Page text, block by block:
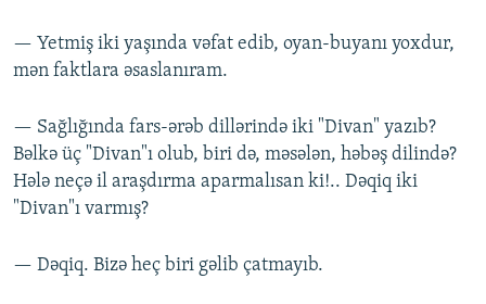
— Yetmiş iki yaşında vəfat edib, oyan-buyanı yoxdur,
mən faktlara əsaslanıram.
— Sağlığında fars-ərəb dillərində iki "Divan" yazıb?
Bəlkə üç "Divan"ı olub, biri də, məsələn, həbəş dilində?
Hələ neçə il araşdırma aparmalısan ki!.. Dəqiq iki
"Divan"ı varmış?
— Dəqiq. Bizə heç biri gəlib çatmayıb.